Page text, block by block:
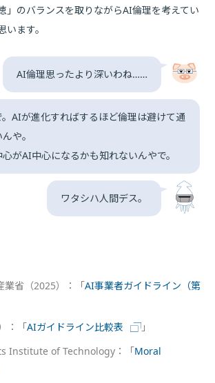
」のバランスを取りながらAI倫理を考えてい
ます。
AI倫理思ったより深いわね……
。AIが進化すればするほど倫理は避けて通
や。
がAI中心になるかも知れないんやで。
ワタシハ人間デス。
業省（2025）：「AI事業者ガイドライン（第
：「AIガイドライン比較表
」
Institute of Technology：「Moral